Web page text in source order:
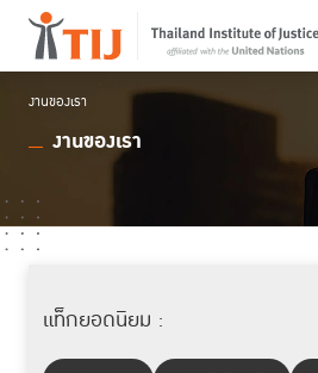
งานของเรา
งานของเรา
แท็กยอดนิยม :